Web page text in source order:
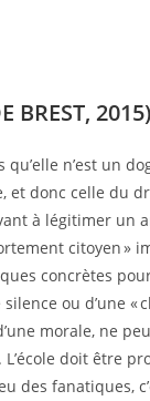
BREST, 2015)
n’est un
donc celle du
à légitimer un
citoyen »
concrètes
ou d’une «
morale, ne
doit être
des fanatiques,